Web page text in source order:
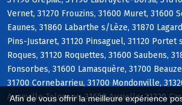
Afin de vous offrir la meilleure expérience
Vernet, 31270 Frouzins, 31600 Muret, 31600
Eaunes, 31860 Labarthe s/Lèze, 31870
Pins-Justaret, 31120 Pinsaguel, 31120 Portet
Roques, 31120 Roquettes, 31600 Saubens,
Fonsorbes, 31600 Lamasquère, 31700
31700 Cornebarrieu, 31700 Mondonville,
Auzeville-Tolosane, 31650 Auzielle, 31320